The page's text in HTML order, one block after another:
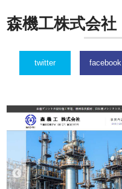
森機工株式会社
twitter facebook